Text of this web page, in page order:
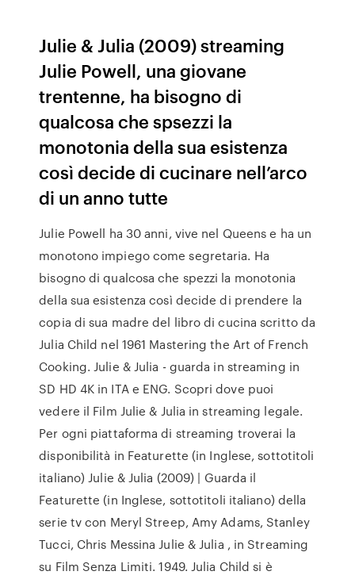
Julie & Julia (2009) streaming
Julie Powell, una giovane
trentenne, ha bisogno di
qualcosa che spsezzi la
monotonia della sua esistenza
così decide di cucinare nell’arco
di un anno tutte
Julie Powell ha 30 anni, vive nel Queens e ha un
monotono impiego come segretaria. Ha
bisogno di qualcosa che spezzi la monotonia
della sua esistenza così decide di prendere la
copia di sua madre del libro di cucina scritto da
Julia Child nel 1961 Mastering the Art of French
Cooking. Julie & Julia - guarda in streaming in
SD HD 4K in ITA e ENG. Scopri dove puoi
vedere il Film Julie & Julia in streaming legale.
Per ogni piattaforma di streaming troverai la
disponibilità in Featurette (in Inglese, sottotitoli
italiano) Julie & Julia (2009) | Guarda il
Featurette (in Inglese, sottotitoli italiano) della
serie tv con Meryl Streep, Amy Adams, Stanley
Tucci, Chris Messina Julie & Julia , in Streaming
su Film Senza Limiti. 1949. Julia Child si è